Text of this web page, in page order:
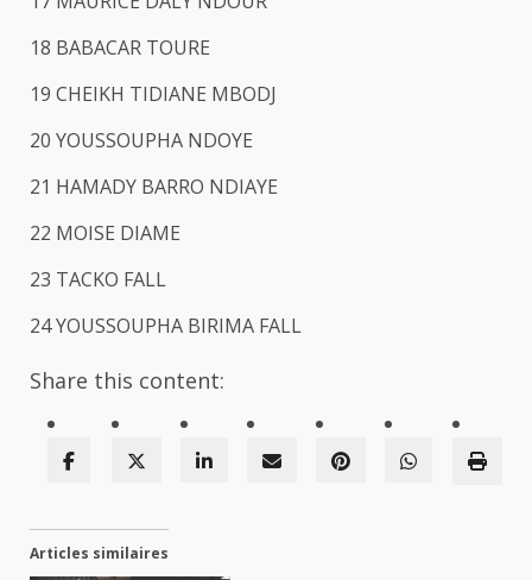
18 BABACAR TOURE
19 CHEIKH TIDIANE MBODJ
20 YOUSSOUPHA NDOYE
21 HAMADY BARRO NDIAYE
22 MOISE DIAME
23 TACKO FALL
24 YOUSSOUPHA BIRIMA FALL
Share this content:
Articles similaires